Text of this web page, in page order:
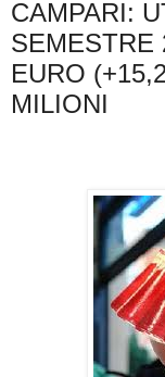
CAMPARI:
SEMESTRE
EURO
MILIONI